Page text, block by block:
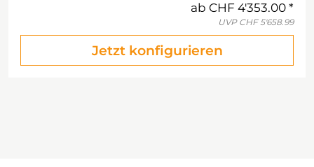
ab CHF 4'353.00
UVP CHF 5'658.99
Jetzt konfigurieren